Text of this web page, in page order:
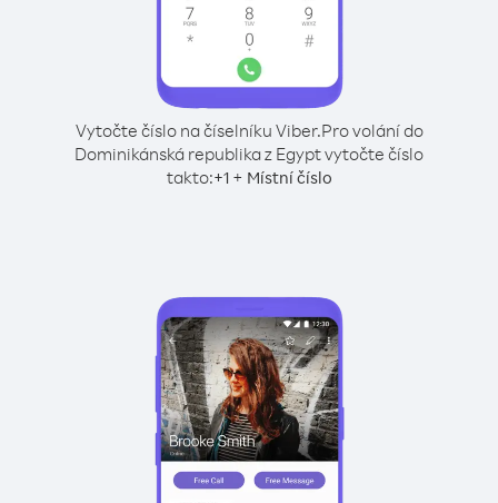
Vytočte číslo na číselníku Viber.Pro volání do
Dominikánská republika z Egypt vytočte číslo
takto:+1+ Místní číslo